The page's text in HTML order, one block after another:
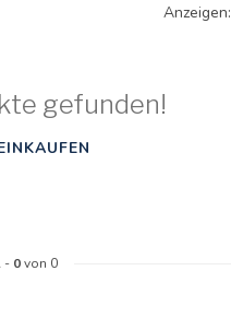
Anzeigen:
gefunden!
- 0von 0